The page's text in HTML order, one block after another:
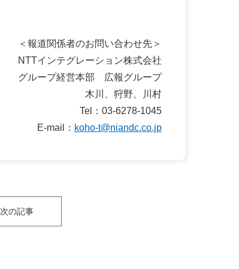
＜報道関係者のお問い合わせ先＞
NTTインテグレーション株式会社
グループ経営本部 広報グループ
木川、狩野、川村
Tel：03-6278-1045
E-mail： koho-t@niandc.co.jp
次の記事